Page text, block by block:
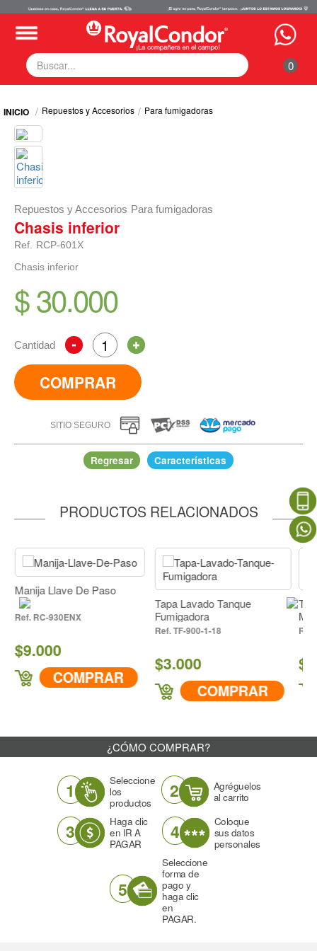
0
Fumigadoras
Equipos Motorizados
Respuestos y Accesorios
Tecnología de Aplicación
Zona Pecuaria
Repuestos y Accesorios Para fumigadoras
Repuestos y Accesorios Para fumigadoras
Chasis inferior
Ref. RCP-601X
Chasis inferior
$ 30.000
Cantidad
COMPRAR
SITIO SEGURO
Regresar Características
Chasis inferior
IR A COMPRAR
PRODUCTOS RELACIONADOS
Llave De Paso
930ENX
COMPRAR
Tapa Lavado Tanque
Fumigadora
TF-900-1-18
$3.000
COMPRAR
Tanque
Motor TU26
TU26-2-
$29.000
¿CÓMO COMPRAR?
1
Seleccione
los
productos
2
Agréguelos
al carrito
3
Haga clic
en IR A
PAGAR
4
Coloque
sus datos
personales
5
Seleccione
forma de
pago y
haga clic
en
PAGAR.